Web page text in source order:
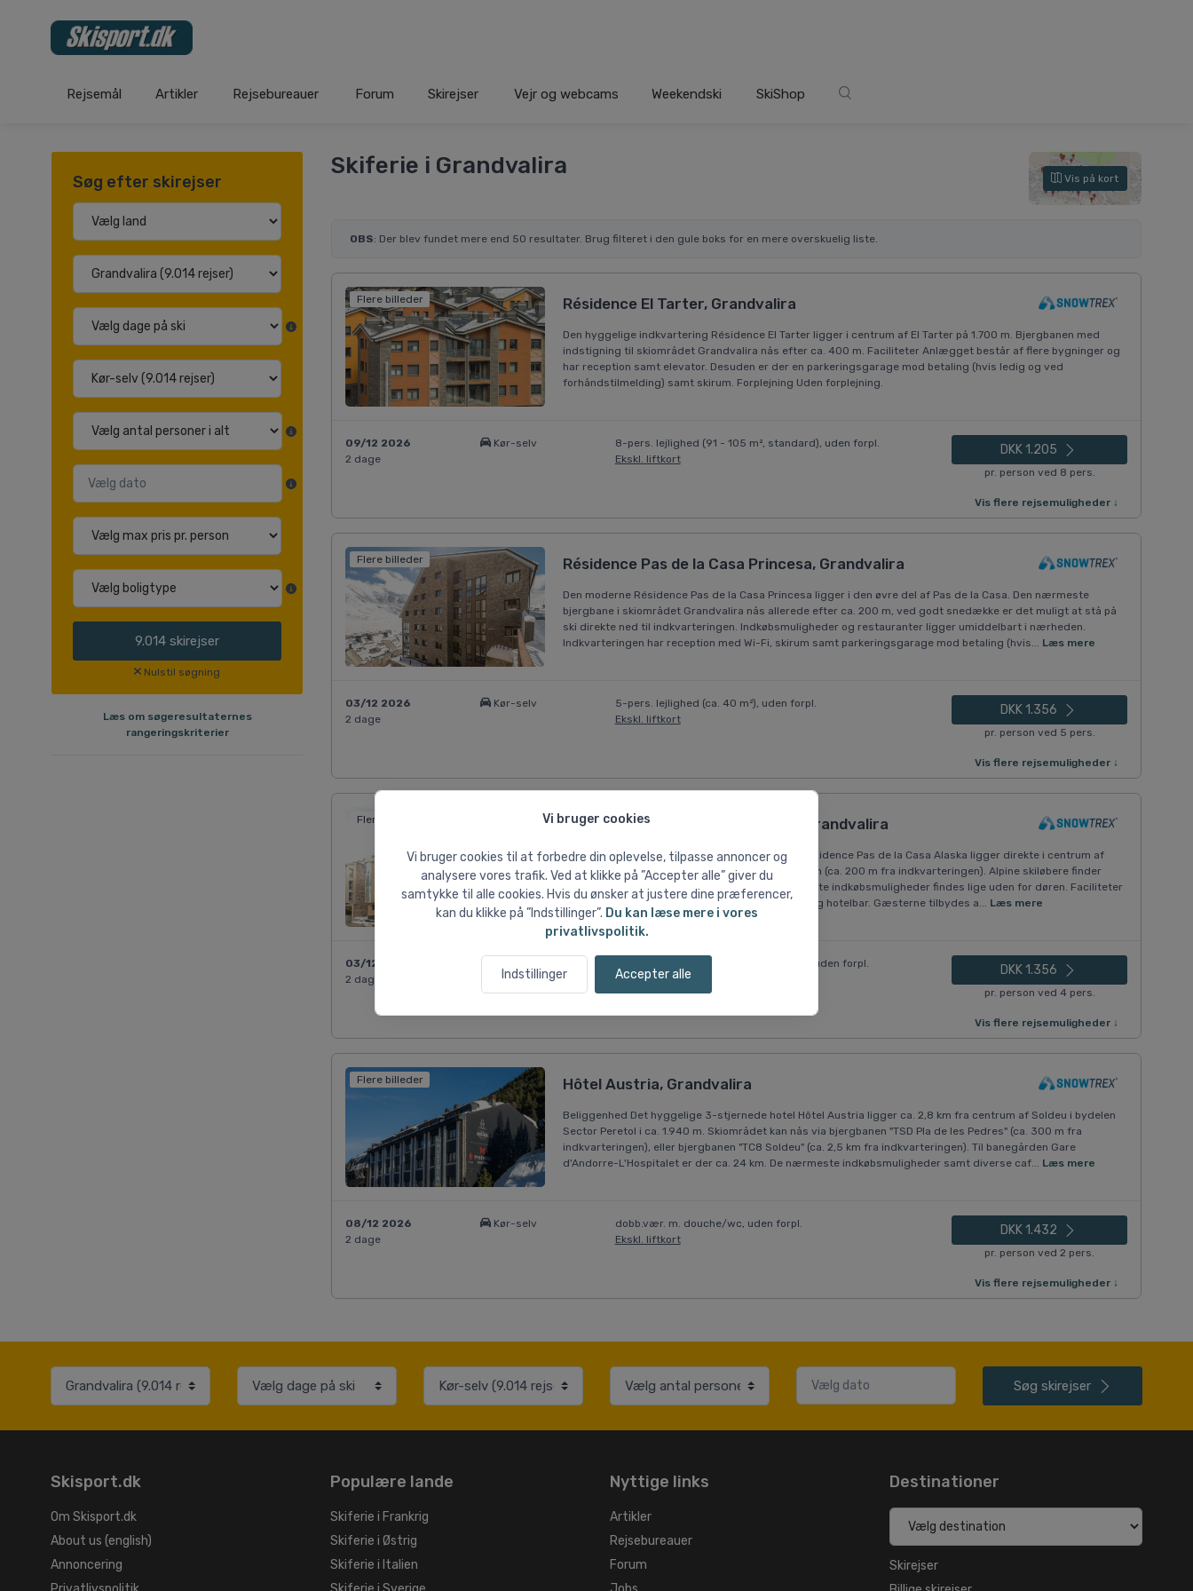
Vi bruger cookies
Vi bruger cookies til at forbedre din oplevelse, tilpasse annoncer og
analysere vores trafik. Ved at klikke på ”Accepter alle” giver du
samtykke til alle cookies. Hvis du ønsker at justere dine præferencer,
kan du klikke på ”Indstillinger”. Du kan læse mere i vores
privatlivspolitik.
Indstillinger Accepter alle
Rejsemål Artikler Rejsebureauer Forum Skirejser Vejr og webcams Weekendski SkiShop
Søg efter skirejser
9.014 skirejser
Nulstil søgning
Læs om søgeresultaternes
rangeringskriterier
Skiferie i Grandvalira Vis på kort
OBS: Der blev fundet mere end 50 resultater. Brug filteret i den gule boks for en mere overskuelig liste.
Flere billeder Résidence El Tarter, Grandvalira
Den hyggelige indkvartering Résidence El Tarter ligger i centrum af El Tarter på 1.700 m. Bjergbanen med
indstigning til skiområdet Grandvalira nås efter ca. 400 m. Faciliteter Anlægget består af flere bygninger og
har reception samt elevator. Desuden er der en parkeringsgarage mod betaling (hvis ledig og ved
forhåndstilmelding) samt skirum. Forplejning Uden forplejning.
09/12 2026
2 dage
Kør-selv
8-pers. lejlighed (91 - 105 m², standard), uden forpl.
Ekskl. liftkort
DKK 1.205
pr. person ved 8 pers.
Vis flere rejsemuligheder ↓
Flere billeder Résidence Pas de la Casa Princesa, Grandvalira
Den moderne Résidence Pas de la Casa Princesa ligger i den øvre del af Pas de la Casa. Den nærmeste
bjergbane i skiområdet Grandvalira nås allerede efter ca. 200 m, ved godt snedække er det muligt at stå på
ski direkte ned til indkvarteringen. Indkøbsmuligheder og restauranter ligger umiddelbart i nærheden.
Indkvarteringen har reception med Wi-Fi, skirum samt parkeringsgarage mod betaling (hvis... Læs mere
03/12 2026
2 dage
Kør-selv
5-pers. lejlighed (ca. 40 m²), uden forpl.
Ekskl. liftkort
DKK 1.356
pr. person ved 5 pers.
Vis flere rejsemuligheder ↓
Flere billeder Résidence Pas de la Casa Alaska, Grandvalira
Beliggenhed Det moderne lejlighedskompleks Résidence Pas de la Casa Alaska ligger direkte i centrum af
Pas de la Casa. Skiområdet kan nås via bjergbanen (ca. 200 m fra indkvarteringen). Alpine skiløbere finder
skibakker næsten lige uden for døren. De nærmeste indkøbsmuligheder findes lige uden for døren. Faciliteter
Indkvarteringen har reception, tv-stue, elevator og hotelbar. Gæsterne tilbydes a... Læs mere
03/12 2026
2 dage
4-pers. lejlighed (ca. 42 m², standard), uden forpl.
Ekskl. liftkort
DKK 1.356
pr. person ved 4 pers.
Vis flere rejsemuligheder ↓
Flere billeder Hôtel Austria, Grandvalira
Beliggenhed Det hyggelige 3-stjernede hotel Hôtel Austria ligger ca. 2,8 km fra centrum af Soldeu i bydelen
Sector Peretol i ca. 1.940 m. Skiområdet kan nås via bjergbanen "TSD Pla de les Pedres" (ca. 300 m fra
indkvarteringen), eller bjergbanen "TC8 Soldeu" (ca. 2,5 km fra indkvarteringen). Til banegården Gare
d'Andorre-L'Hospitalet er der ca. 24 km. De nærmeste indkøbsmuligheder samt diverse caf... Læs mere
08/12 2026
2 dage
Kør-selv
dobb.vær. m. douche/wc, uden forpl.
Ekskl. liftkort
DKK 1.432
pr. person ved 2 pers.
Vis flere rejsemuligheder ↓
Søg skirejser
Skisport.dk
Om Skisport.dk
About us (english)
Annoncering
Populære lande
Skiferie i Frankrig
Skiferie i Østrig
Skiferie i Italien
Nyttige links
Artikler
Rejsebureauer
Forum
Destinationer
Skirejser